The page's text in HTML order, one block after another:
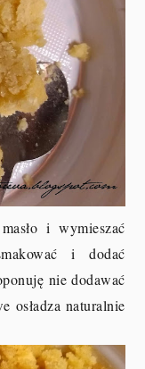
i wymieszać
i dodać
nie dodawać
osładza naturalnie